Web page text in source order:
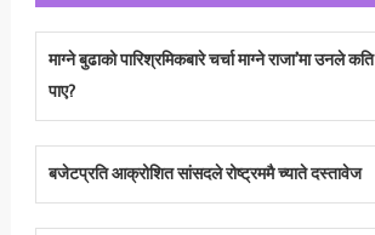
माग्ने बुढाको पारिश्रमिकबारे चर्चा माग्ने राजा’मा उनले कति
पाए?
बजेटप्रति आक्रोशित सांसदले रोष्ट्रममै च्याते दस्तावेज